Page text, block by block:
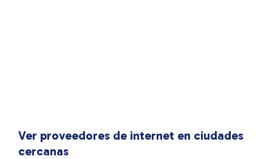
Ver proveedores de internet en ciudades
cercanas